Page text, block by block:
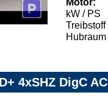
Motor:
kW / PS
Treibstoff
Hubraum
4xSHZ DigC